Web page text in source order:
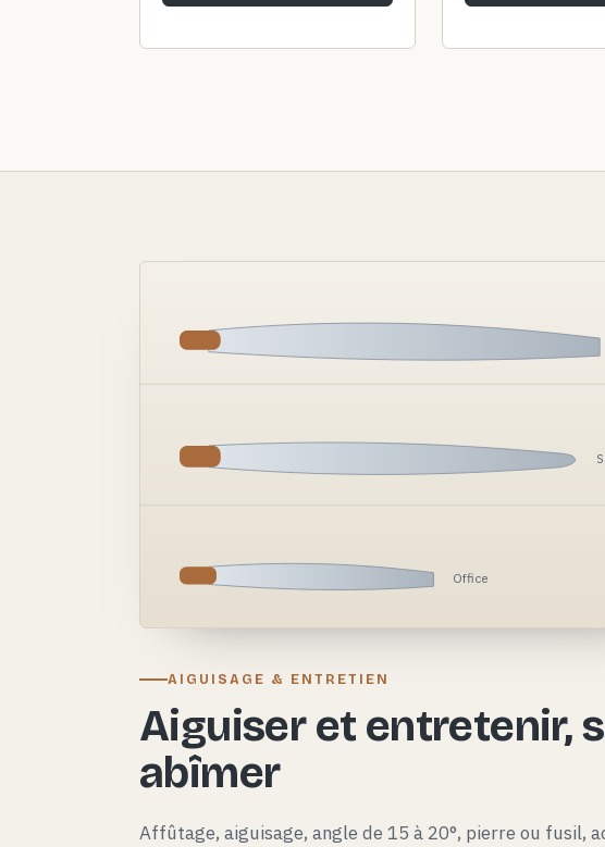
Office
AIGUISAGE & ENTRETIEN
Aiguiser et entretenir,
abîmer
Affûtage, aiguisage, angle de 15 à 20°, pierre ou fusil,